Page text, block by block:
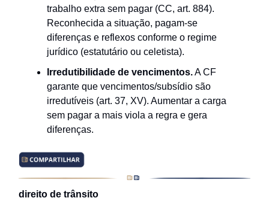
trabalho extra sem pagar (CC, art. 884).
Reconhecida a situação, pagam-se
diferenças e reflexos conforme o regime
jurídico (estatutário ou celetista).
Irredutibilidade de vencimentos.A CF
garante que vencimentos/subsídio são
irredutíveis (art. 37, XV). Aumentar a carga
sem pagar a mais viola a regra e gera
diferenças.
direito de trânsito